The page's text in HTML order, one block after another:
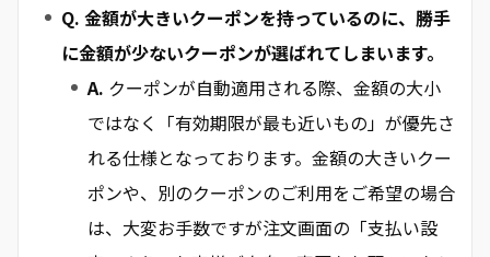
Q. 金額が大きいクーポンを持っているのに、勝手
に金額が少ないクーポンが選ばれてしまいます。
A. クーポンが自動適用される際、金額の大小
ではなく「有効期限が最も近いもの」が優先さ
れる仕様となっております。金額の大きいクー
ポンや、別のクーポンのご利用をご希望の場合
は、大変お手数ですが注文画面の「支払い設